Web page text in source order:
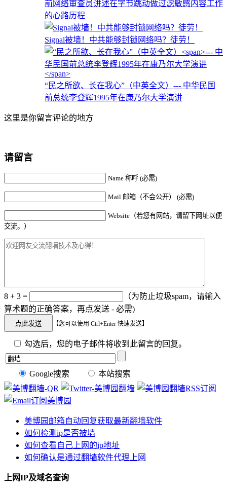
前网络审查员讲述在字节跳动做过滤敏感内容工作
的心路历程
Signal被墙！中共能够封锁网络吗？徒劳！
“民之所欲、长在我心”（中英全文） --- 中华民国
前总统李登辉1995年在康乃尔大学演讲
这里是你留言评论的地方
请留言
Name 称呼 (必需)
Mail 邮箱（不会公开） (必需)
Website（若您有网站，请留下网址以便
交流。）
8 + 3 =
（为防止垃圾spam，请输入
算术题的正确答案，再点发送 - 必需)
【您可以使用 Ctrl+Enter 快速发送】
勾选后，您的电子邮件将收到此留言的回复。
Google搜索 本站搜索
美博园邮箱自动回复获取最新翻墙软件
如何检测ip是否被墙
如何查看自己上网的ip地址
如何确认是通过翻墙软件代理上网
上网IP及域名查询